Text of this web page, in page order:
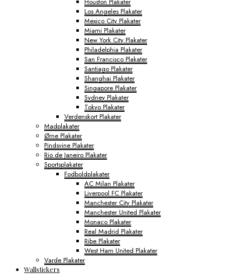
Los Angeles Plakater
Mexico City Plakater
Miami Plakater
New York City Plakater
Philadelphia Plakater
San Francisco Plakater
Santiago Plakater
Shanghai Plakater
Singapore Plakater
Sydney Plakater
Tokyo Plakater
Verdenskort Plakater
Madplakater
Ørne Plakater
Pindsvine Plakater
Rio de Janeiro Plakater
Sportsplakater
Fodboldplakater
AC Milan Plakater
Liverpool FC Plakater
Manchester City Plakater
Manchester United Plakater
Monaco Plakater
Real Madrid Plakater
Ribe Plakater
West Ham United Plakater
Varde Plakater
Wallstickers